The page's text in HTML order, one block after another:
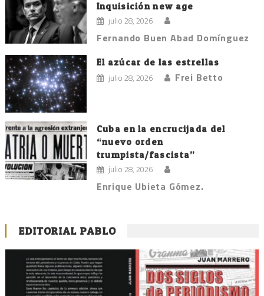
Inquisición new age
julio 28, 2026
Fernando Buen Abad Domínguez
El azúcar de las estrellas
julio 28, 2026 Frei Betto
Cuba en la encrucijada del
“nuevo orden
trumpista/fascista”
julio 28, 2026
Enrique Ubieta Gómez.
EDITORIAL PABLO